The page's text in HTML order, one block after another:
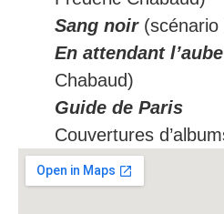
Sang noir(scénario
En attendant l’aube
Chabaud)
Guide de Paris
Couvertures